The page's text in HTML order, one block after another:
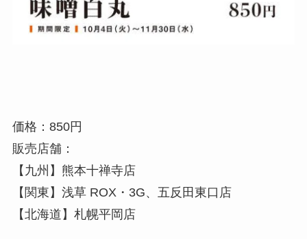
価格：850円
販売店舗：
【九州】熊本十禅寺店
【関東】浅草 ROX・3G、五反田東口店
【北海道】札幌平岡店